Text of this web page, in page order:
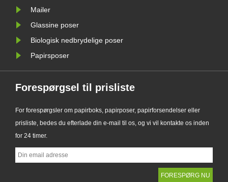
Mailer
Glassine poser
Biologisk nedbrydelige poser
Papirsposer
Forespørgsel til prisliste
For forespørgsler om papirboks, papirposer, papirforsendelser eller
prisliste, bedes du efterlade din e-mail til os, og vi vil kontakte os inden
for 24 timer.